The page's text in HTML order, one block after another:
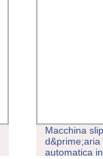
Nuova
processo